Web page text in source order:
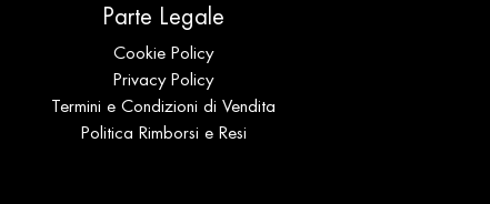
Parte Legale
Cookie Policy
Privacy Policy
Termini e Condizioni di Vendita
Politica Rimborsi e Resi